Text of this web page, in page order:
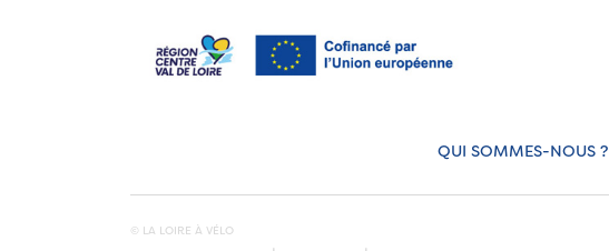
QUI SOMMES-NOUS ?
© LA LOIRE À VÉLO